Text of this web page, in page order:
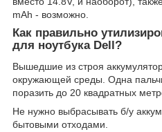
mAh - возможно.
Как правильно
для ноутбука Dell?
Вышедшие из строя
окружающей среды. Одна
поразить до 20 квадратных
Не нужно выбрасывать б/у
бытовыми отходами.